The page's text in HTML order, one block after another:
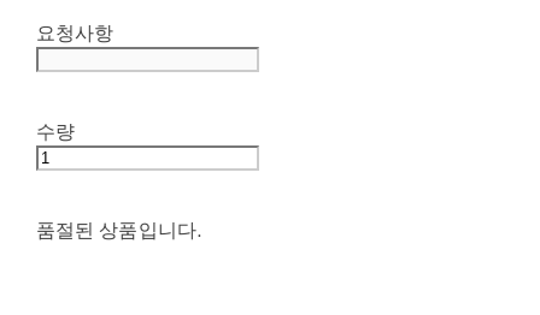
요청사항
수량
품절된 상품입니다.